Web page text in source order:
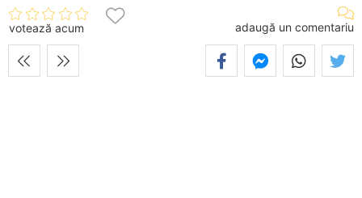
votează acum adaugă un comentariu